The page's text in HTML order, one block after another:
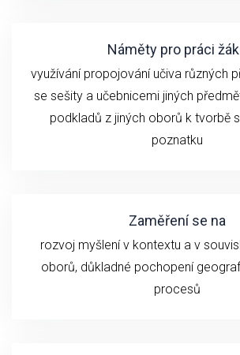
Náměty pro práci
využívání propojování učiva různých
se sešity a učebnicemi jiných
podkladů z jiných oborů k tvorbě
poznatku
Zaměření se na
rozvoj myšlení v kontextu a v
oborů, důkladné pochopení
procesů